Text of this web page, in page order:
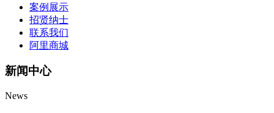
案例展示
招贤纳士
联系我们
阿里商城
新闻中心
News